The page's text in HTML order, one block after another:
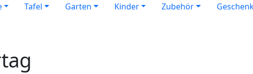
Tafel Garten Kinder Zubehör